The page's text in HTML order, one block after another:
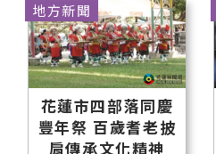
花蓮市四部落同慶
豐年祭 百歲耆老披
肩傳承文化精神
地方新聞